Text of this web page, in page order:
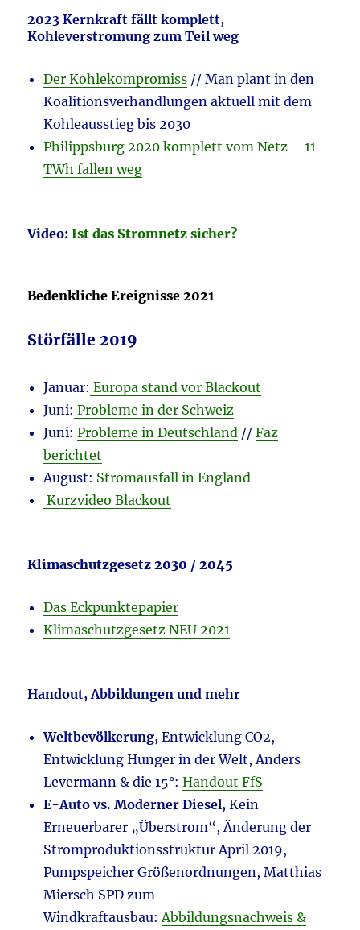
2023 Kernkraft fällt komplett,
Kohleverstromung zum Teil weg
Der Kohlekompromiss // Man plant in den
Koalitionsverhandlungen aktuell mit dem
Kohleausstieg bis 2030
Philippsburg 2020 komplett vom Netz – 11
TWh fallen weg
Video: Ist das Stromnetz sicher?
Bedenkliche Ereignisse 2021
Störfälle 2019
Januar: Europa stand vor Blackout
Juni: Probleme in der Schweiz
Juni:Probleme in Deutschland //Faz
berichtet
August: Stromausfall in England
Kurzvideo Blackout
Klimaschutzgesetz 2030 / 2045
Das Eckpunktepapier
Klimaschutzgesetz NEU 2021
Handout, Abbildungen und mehr
Weltbevölkerung, Entwicklung CO2,
Entwicklung Hunger in der Welt, Anders
Levermann & die 15°:Handout FfS
E-Auto vs. Moderner Diesel, Kein
Erneuerbarer „Überstrom“, Änderung der
Stromproduktionsstruktur April 2019,
Pumpspeicher Größenordnungen, Matthias
Miersch SPD zum
Windkraftausbau: Abbildungsnachweis &